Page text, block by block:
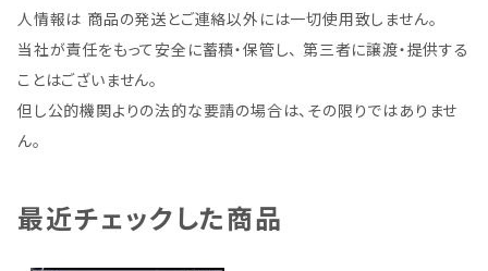
人情報は 商品の発送とご連絡以外には一切使用致しません。
当社が責任をもって安全に蓄積・保管し、 第三者に譲渡・提供する
ことはございません。
但し公的機関よりの法的な要請の場合は、その限りではありませ
ん。
最近チェックした商品